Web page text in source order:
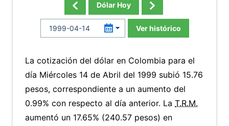
Dólar Hoy
Ver histórico
La cotización del dólar en Colombia para el
día Miércoles 14 de Abril del 1999 subió 15.76
pesos, correspondiente a un aumento del
0.99% con respecto al día anterior. La T.R.M.
aumentó un 17.65% (240.57 pesos) en